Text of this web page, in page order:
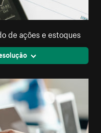
de ações e estoques